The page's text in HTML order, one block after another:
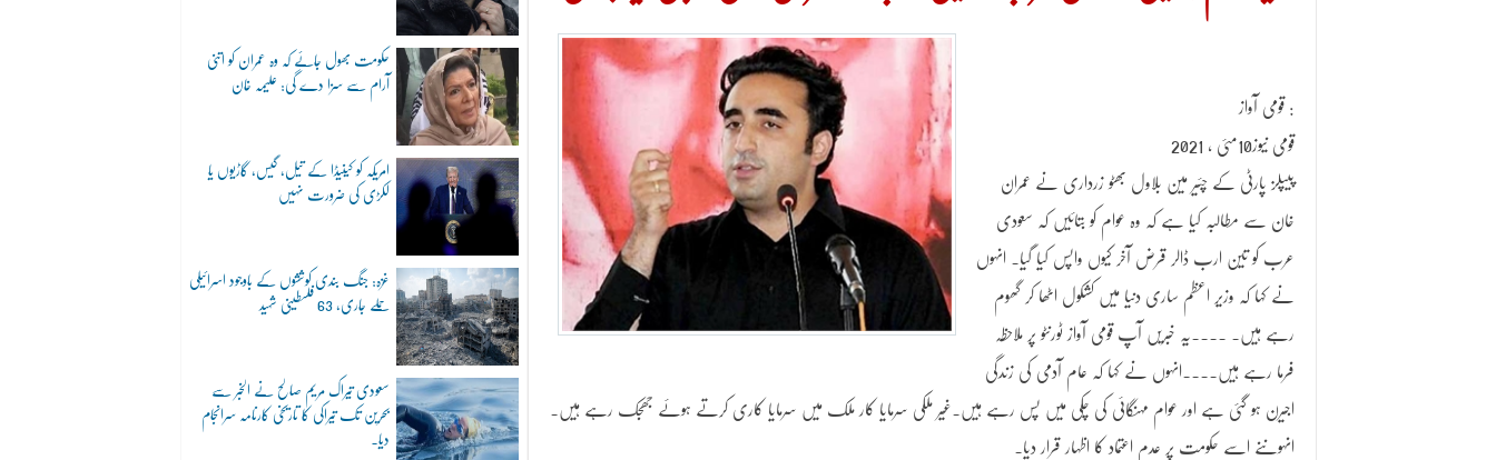
حکومت بھول جائے کہ وہ عمران کو اتنی
آرام سے سزا دے گی: علیمہ خان
امریکہ کو کینیڈا کے تیل، گیس، گاڑیوں یا
لکڑی کی ضرورت نہیں
غزہ: جنگ بندی کوششوں کے باوجود اسرائیلی
حملے جاری، 63 فلسطینی شہید
سعودی تیراک مریم صالح نے الخبر سے
بحرین تک تیراکی کا تاریخی کارنامہ سرانجام
دیا۔
قومی آواز :
قومی نیوز10مئی ، 2021
پیپلز پارٹی کے چئیر مین بلاول بھٹو زرداری نے عمران
خان سے مطالبہ کیا ہے کہ وہ عوام کو بتائیں کہ سعودی
عرب کو تین ارب ڈالر قرض آخر کیوں واپس کیا گیا۔ انہوں
نے کہا کہ وزیر اعظم ساری دنیا میں کشکول اٹھا کر گھوم
رہے ہیں۔ ۔۔۔۔یہ خبریں آپ قومی آواز ٹورنٹو پر ملاحظہ
فرما رہے ہیں۔۔۔۔انہوں نے کہا کہ عام آدمی کی زندگی
اجیرن ہو گئی ہے اور عوام مہنگائی کی چکی میں پس رہے ہیں۔غیر ملکی سرمایا کار ملک میں سرمایا کاری کرتے ہوئے جھجک رہے ہیں۔
انہوںنے اسے حکومت پر عدم اعتماد کا اظہار قرار دیا۔